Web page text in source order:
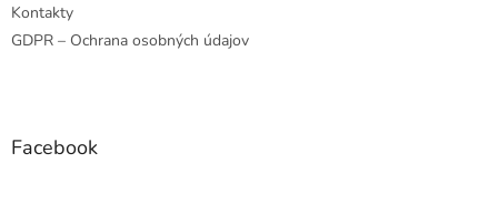
Kontakty
GDPR – Ochrana osobných údajov
Facebook